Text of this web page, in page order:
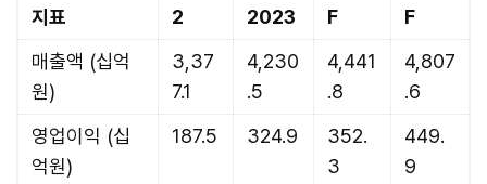
지표
2
2023
F
F
매출액 (십억
원)
3,37
7.1
4,230
.5
4,441
.8
4,807
.6
영업이익 (십
억원)
187.5 324.9
352.
3
449.
9